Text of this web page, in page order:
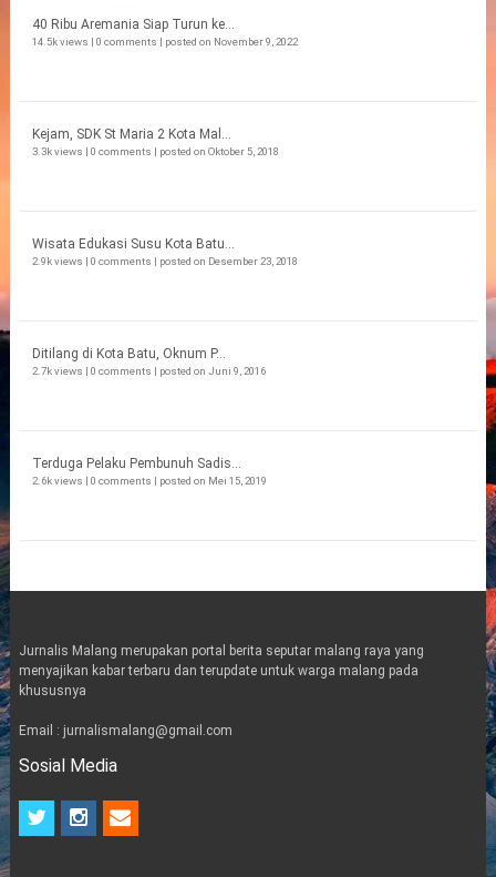
40 Ribu Aremania Siap Turun ke...
14.5k views | 0 comments | posted on November 9, 2022
Kejam, SDK St Maria 2 Kota Mal...
3.3k views | 0 comments | posted on Oktober 5, 2018
Wisata Edukasi Susu Kota Batu...
2.9k views | 0 comments | posted on Desember 23, 2018
Ditilang di Kota Batu, Oknum P...
2.7k views | 0 comments | posted on Juni 9, 2016
Terduga Pelaku Pembunuh Sadis...
2.6k views | 0 comments | posted on Mei 15, 2019
Jurnalis Malang merupakan portal berita seputar malang raya yang
menyajikan kabar terbaru dan terupdate untuk warga malang pada
khususnya
Email : jurnalismalang@gmail.com
Sosial Media
t
i
n
e
m